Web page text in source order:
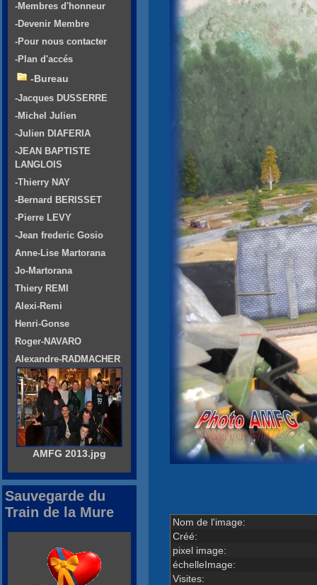
Nom de l'image:
Créé:
pixel image:
échelleImage:
Visites:
-Membres d'honneur
-Devenir Membre
-Pour nous contacter
-Plan d'accés
-Bureau
-Jacques DUSSERRE
-Michel Julien
-Julien DIAFERIA
-JEAN BAPTISTE
LANGLOIS
-Thierry NAY
-Bernard BERISSET
-Pierre LEVY
-Jean frederic Gosio
Anne-Lise Martorana
Jo-Martorana
Thiery REMI
Alexi-Remi
Henri-Gonse
Roger-NAVARO
Alexandre-RADMACHER
AMFG 2013.jpg
Sauvegarde du
Train de la Mure